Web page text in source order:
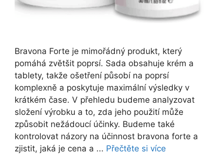
Bravona Forte je mimořádný produkt, který
pomáhá zvětšit poprsí. Sada obsahuje krém a
tablety, takže ošetření působí na poprsí
komplexně a poskytuje maximální výsledky v
krátkém čase. V přehledu budeme analyzovat
složení výrobku a to, zda jeho použití může
způsobit nežádoucí účinky. Budeme také
kontrolovat názory na účinnost bravona forte a
zjistit, jaká je cena a ... Přečtěte si více